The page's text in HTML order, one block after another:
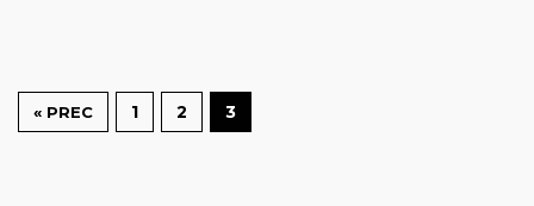
« PREC 1 2 3